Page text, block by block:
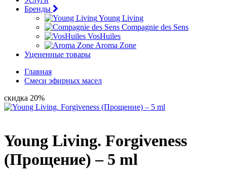
Бренды
Young Living
Compagnie des Sens
VosHuiles
Aroma Zone
Уцененные товары
Главная
Смеси эфирных масел
скидка 20%
Young Living. Forgiveness
(Прощение) – 5 ml